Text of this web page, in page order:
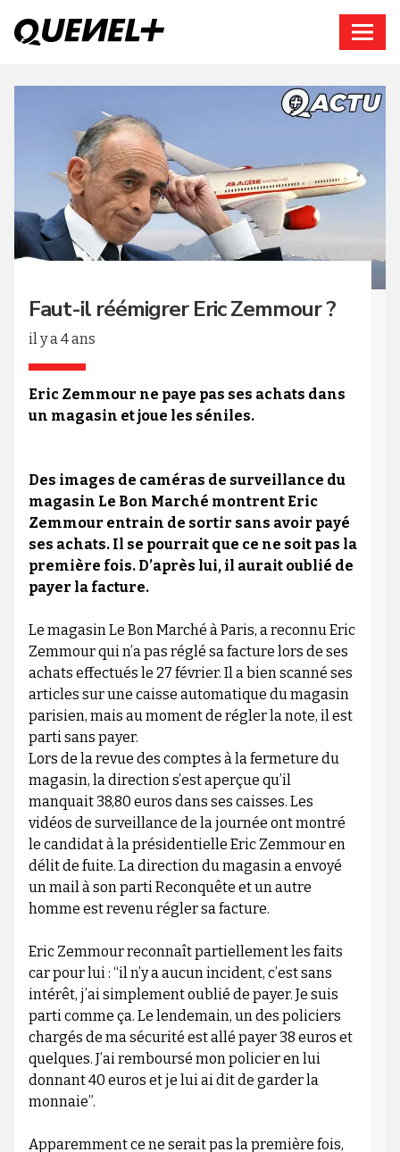
Faut-il réémigrer Eric Zemmour ?
il y a 4 ans
Eric Zemmour ne paye pas ses achats dans
un magasin et joue les séniles.
Des images de caméras de surveillance du
magasin Le Bon Marché montrent Eric
Zemmour entrain de sortir sans avoir payé
ses achats. Il se pourrait que ce ne soit pas la
première fois. D’après lui, il aurait oublié de
payer la facture.
Le magasin Le Bon Marché à Paris, a reconnu Eric
Zemmour qui n’a pas réglé sa facture lors de ses
achats effectués le 27 février. Il a bien scanné ses
articles sur une caisse automatique du magasin
parisien, mais au moment de régler la note, il est
parti sans payer.
Lors de la revue des comptes à la fermeture du
magasin, la direction s’est aperçue qu’il
manquait 38,80 euros dans ses caisses. Les
vidéos de surveillance de la journée ont montré
le candidat à la présidentielle Eric Zemmour en
délit de fuite. La direction du magasin a envoyé
un mail à son parti Reconquête et un autre
homme est revenu régler sa facture.
Eric Zemmour reconnaît partiellement les faits
car pour lui : “il n’y a aucun incident, c’est sans
intérêt, j’ai simplement oublié de payer. Je suis
parti comme ça. Le lendemain, un des policiers
chargés de ma sécurité est allé payer 38 euros et
quelques. J’ai remboursé mon policier en lui
donnant 40 euros et je lui ai dit de garder la
monnaie”.
Apparemment ce ne serait pas la première fois,